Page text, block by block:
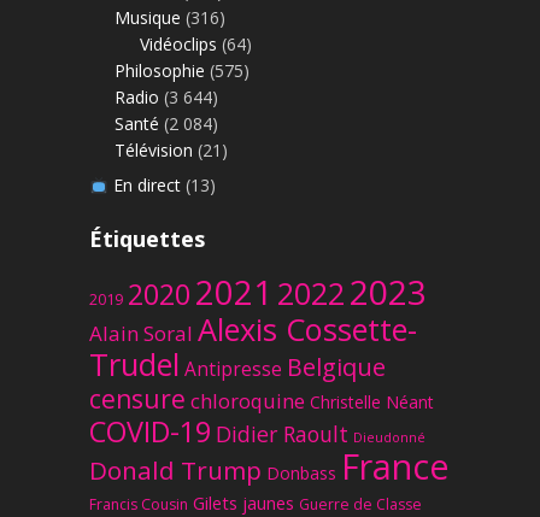
Musique (316)
Vidéoclips (64)
Philosophie (575)
Radio (3 644)
Santé (2 084)
Télévision (21)
En direct(13)
Étiquettes
2019 20202021 20222023
Alain Soral Alexis Cossette-
Trudel Antipresse Belgique
censure chloroquine Christelle Néant
COVID-19 Didier Raoult Dieudonné
Donald Trump Donbass France
Francis Cousin Gilets jaunes Guerre de Classe